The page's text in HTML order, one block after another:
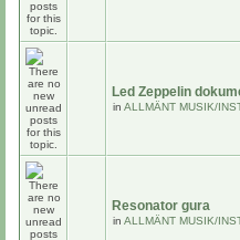
Led Zeppelin
in ALLMÄNT MUSIK/
Resonator gura
in ALLMÄNT MUSIK/